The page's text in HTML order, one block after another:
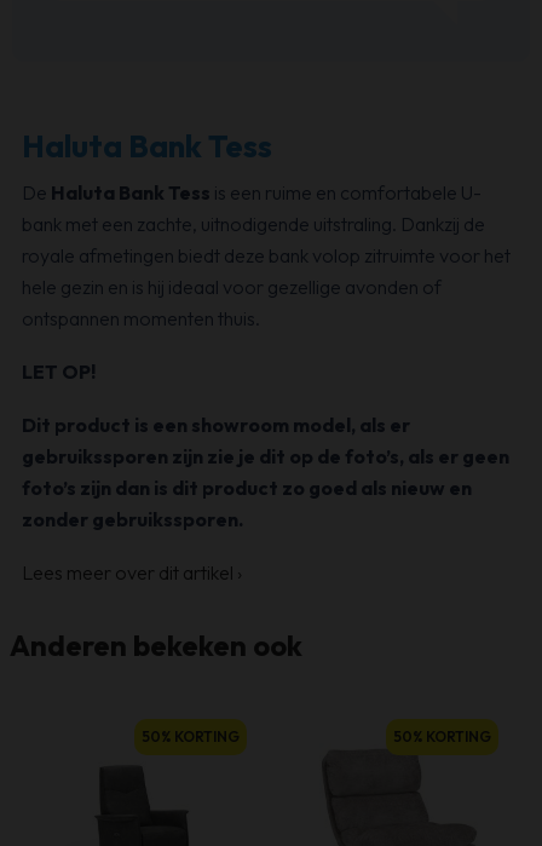
Haluta Bank Tess
De Haluta Bank Tess is een ruime en comfortabele U-
bank met een zachte, uitnodigende uitstraling. Dankzij de
royale afmetingen biedt deze bank volop zitruimte voor het
hele gezin en is hij ideaal voor gezellige avonden of
ontspannen momenten thuis.
LET OP!
Dit product is een showroom model, als er
gebruikssporen zijn zie je dit op de foto’s, als er geen
foto’s zijn dan is dit product zo goed als nieuw en
zonder gebruikssporen.
Lees meer over dit artikel ›
Anderen bekeken ook
50% KORTING 50% KORTING